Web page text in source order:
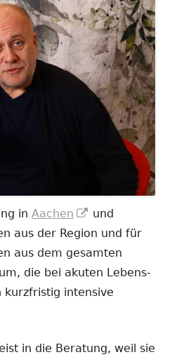
in Aachen
In
neuem
Fenster
öffnen
und
aus der Region und für
aus dem gesamten
die bei akuten Lebens-
kurzfristig intensive
in die Beratung, weil sie